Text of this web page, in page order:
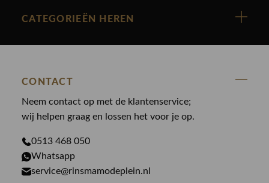
Cast Iron
Paul en Shark
Genti
PME Legend
Butcher of Blue
Nieuw binnen
Blouses
Broeken
Gilets
Jassen
Jeans
CATEGORIEËN HEREN
Broeken
Colberts
Giftcards
Jassen
Overhemden
CONTACT
Neem contact op met de klantenservice;
wij helpen graag en lossen het voor je op.
0513 468 050
Whatsapp
service@rinsmamodeplein.nl